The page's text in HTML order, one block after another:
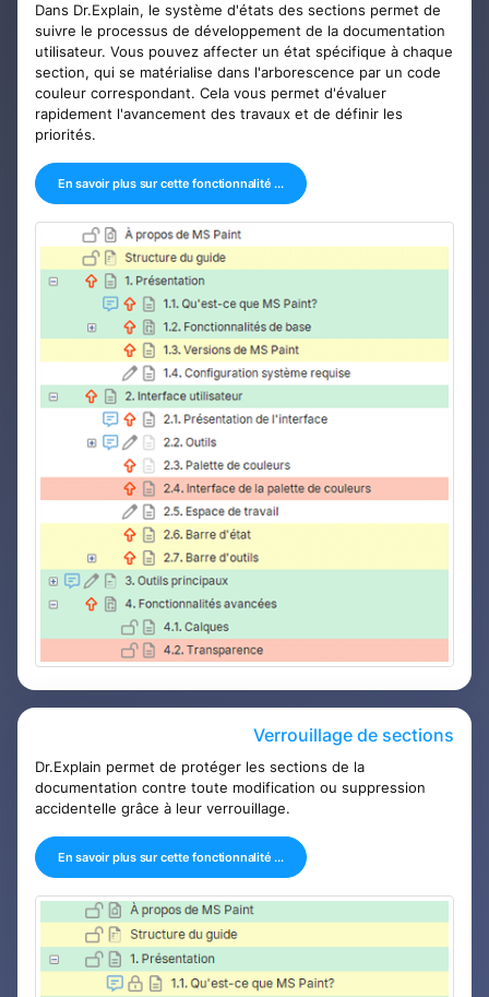
Dans Dr.Explain, le système d'états des sections permet de
suivre le processus de développement de la documentation
utilisateur. Vous pouvez affecter un état spécifique à chaque
section, qui se matérialise dans l'arborescence par un code
couleur correspondant. Cela vous permet d'évaluer
rapidement l'avancement des travaux et de définir les
priorités.
En savoir plus sur cette fonctionnalité ...
Verrouillage de sections
Dr.Explain permet de protéger les sections de la
documentation contre toute modification ou suppression
accidentelle grâce à leur verrouillage.
En savoir plus sur cette fonctionnalité ...